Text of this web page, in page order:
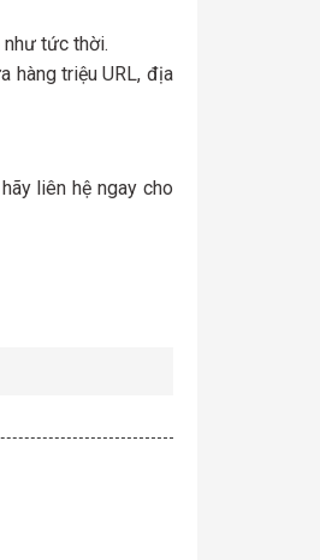
tức thời.
hàng triệu URL, địa
liên hệ ngay cho